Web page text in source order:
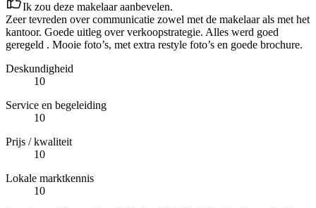
Ik zou deze makelaar aanbevelen.
Zeer tevreden over communicatie zowel met de makelaar als met het
kantoor. Goede uitleg over verkoopstrategie. Alles werd goed
geregeld . Mooie foto’s, met extra restyle foto’s en goede brochure.
Deskundigheid
10
Service en begeleiding
10
Prijs / kwaliteit
10
Lokale marktkennis
10